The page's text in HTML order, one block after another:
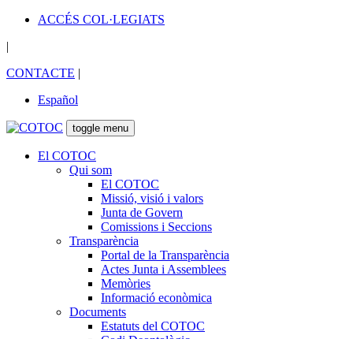
ACCÉS COL·LEGIATS
|
CONTACTE |
Español
toggle menu
El COTOC
Qui som
El COTOC
Missió, visió i valors
Junta de Govern
Comissions i Seccions
Transparència
Portal de la Transparència
Actes Junta i Assemblees
Memòries
Informació econòmica
Documents
Estatuts del COTOC